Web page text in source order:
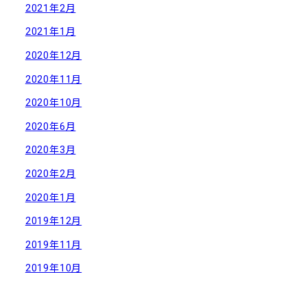
2021年2月
2021年1月
2020年12月
2020年11月
2020年10月
2020年6月
2020年3月
2020年2月
2020年1月
2019年12月
2019年11月
2019年10月